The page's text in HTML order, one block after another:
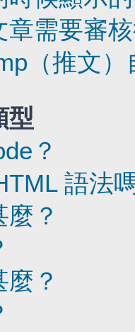
章需要審
（推文
型
？
語法
？
？